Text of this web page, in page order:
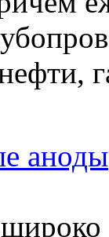
аноды